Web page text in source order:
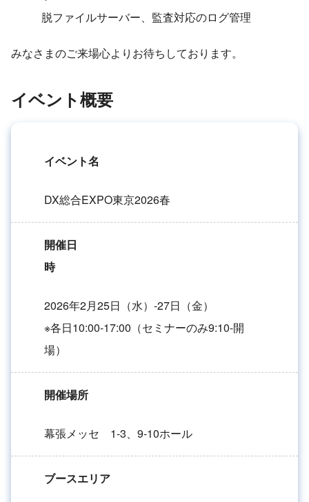
脱ファイルサーバー、監査対応のログ管理
みなさまのご来場心よりお待ちしております。
イベント概要
イベント名
DX総合EXPO東京2026春
開催日
時
2026年2月25日（水）-27日（金）
※各日10:00-17:00（セミナーのみ9:10-開
場）
開催場所
幕張メッセ 1-3、9-10ホール
ブースエリア